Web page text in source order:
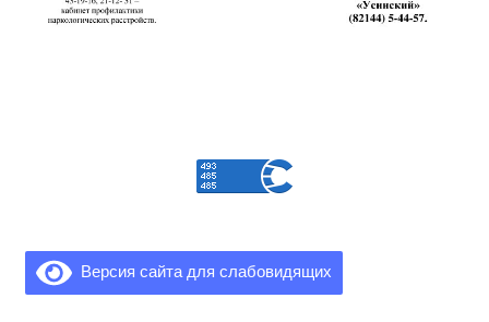
Версия сайта для слабовидящих